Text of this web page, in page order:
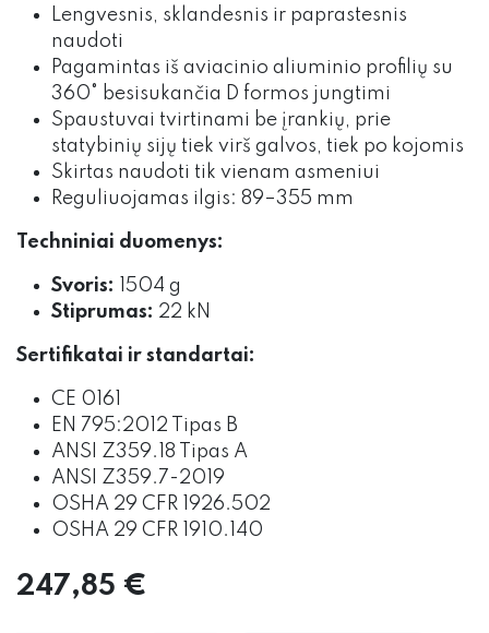
Lengvesnis, sklandesnis ir paprastesnis
naudoti
Pagamintas iš aviacinio aliuminio profilių su
360° besisukančia D formos jungtimi
Spaustuvai tvirtinami be įrankių, prie
statybinių sijų tiek virš galvos, tiek po kojomis
Skirtas naudoti tik vienam asmeniui
Reguliuojamas ilgis: 89–355 mm
Techniniai duomenys:
Svoris:
1504 g
Stiprumas: 22 kN
Sertifikatai ir standartai:
CE 0161
EN 795:2012 Tipas B
ANSI Z359.18 Tipas A
ANSI Z359.7-2019
OSHA 29 CFR 1926.502
OSHA 29 CFR 1910.140
247,85 €